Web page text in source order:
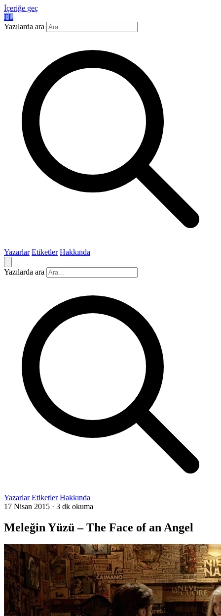
İçeriğe geç
FL
Yazılarda ara
Yazarlar Etiketler Hakkında
Yazılarda ara
Yazarlar Etiketler Hakkında
17 Nisan 2015 · 3 dk okuma
Meleğin Yüzü – The Face of an Angel